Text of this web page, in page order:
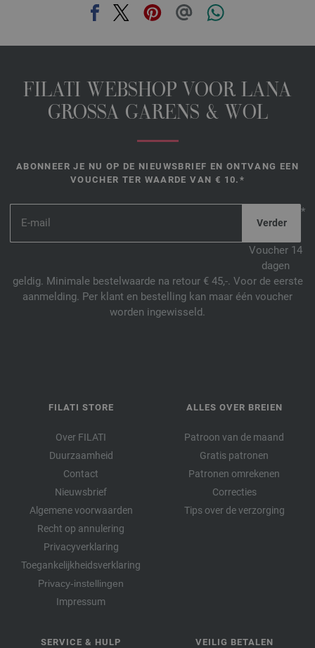
FILATI WEBSHOP VOOR LANA
GROSSA GARENS & WOL
ABONNEER JE NU OP DE NIEUWSBRIEF EN ONTVANG EEN
VOUCHER TER WAARDE VAN € 10.*
*
Voucher 14
dagen
geldig. Minimale bestelwaarde na retour € 45,-. Voor de eerste
aanmelding. Per klant en bestelling kan maar één voucher
worden ingewisseld.
FILATI STORE
Over FILATI
Duurzaamheid
Contact
Nieuwsbrief
Algemene voorwaarden
Recht op annulering
Privacyverklaring
Toegankelijkheidsverklaring
Privacy-instellingen
Impressum
ALLES OVER BREIEN
Patroon van de maand
Gratis patronen
Patronen omrekenen
Correcties
Tips over de verzorging
SERVICE & HULP VEILIG BETALEN